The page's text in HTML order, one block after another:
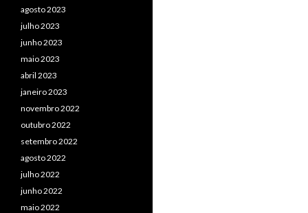
agosto 2023
julho 2023
junho 2023
maio 2023
abril 2023
janeiro 2023
novembro 2022
outubro 2022
setembro 2022
agosto 2022
julho 2022
junho 2022
maio 2022